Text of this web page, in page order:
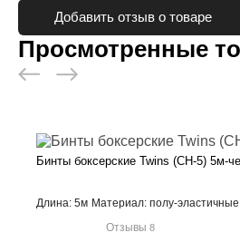
Добавить отзыв о товаре
Просмотренные
Бинты боксерские Twins (CH-5) 5м-
Длина: 5м Материал: полу-эластичные
Отзывы8